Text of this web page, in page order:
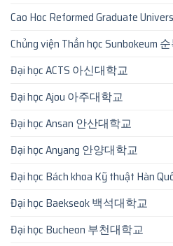
Cao Hoc Reformed Graduate
Chủng viện Thần học Sunbokeum
Đại học ACTS 아신대학교
Đại học Ajou 아주대학교
Đại học Ansan 안산대학교
Đại học Anyang 안양대학교
Đại học Bách khoa Kỹ thuật Hàn
Đại học Baekseok 백석대학교
Đại học Bucheon 부천대학교